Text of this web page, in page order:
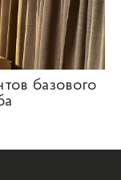
базового